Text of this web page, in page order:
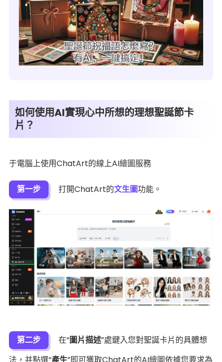
如何使用AI實現心中所想的理想聖誕節卡
片？
于電腦上使用ChatArt的線上AI繪圖服務
第一步 打開ChatArt的文生圖功能。
第二步 在“圖片描述”處鍵入您對聖誕卡片的具體想